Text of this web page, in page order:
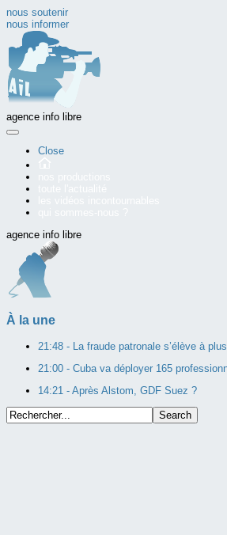
nous soutenir
nous informer
agence info libre
Close
agence info libre
À la une
21:48 - La fraude patronale s’élève à
21:00 - Cuba va déployer 165
14:21 - Après Alstom, GDF Suez ?